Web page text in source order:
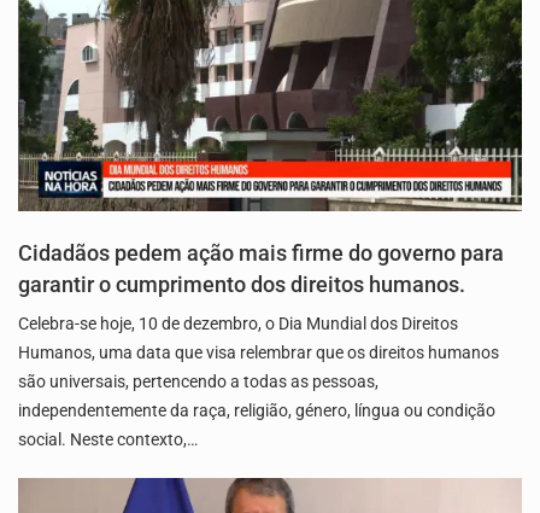
Cidadãos pedem ação mais firme do governo para
garantir o cumprimento dos direitos humanos.
Celebra-se hoje, 10 de dezembro, o Dia Mundial dos Direitos
Humanos, uma data que visa relembrar que os direitos humanos
são universais, pertencendo a todas as pessoas,
independentemente da raça, religião, género, língua ou condição
social. Neste contexto,…